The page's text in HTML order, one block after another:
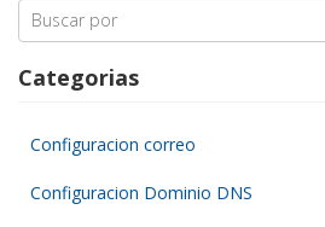
Search
for:
Categorias
Configuracion correo
Configuracion Dominio DNS